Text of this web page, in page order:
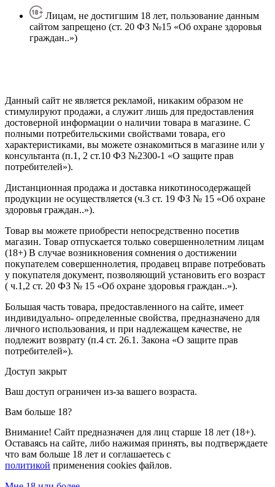
Лицам, не достигшим 18 лет, пользование данным
сайтом запрещено (ст. 20 ФЗ №15 «Об охране здоровья
граждан..»)
Данный сайт не является рекламой, никаким образом не
стимулируют продажи, а служит лишь для предоставления
достоверной информации о наличии товара в магазине. С
полными потребительскими свойствами товара, его
характеристиками, вы можете ознакомиться в магазине или у
консультанта (п.1, 2 ст.10 ФЗ №2300-1 «О защите прав
потребителей»).
Дистанционная продажа и доставка никотиносодержащей
продукции не осуществляется (ч.3 ст. 19 ФЗ № 15 «Об охране
здоровья граждан..»).
Товар вы можете приобрести непосредственно посетив
магазин. Товар отпускается только совершеннолетним лицам
(18+) В случае возникновения сомнения о достижении
покупателем совершеннолетия, продавец вправе потребовать
у покупателя документ, позволяющий установить его возраст
( ч.1,2 ст. 20 ФЗ № 15 «Об охране здоровья граждан..»).
Большая часть товара, предоставленного на сайте, имеет
индивидуально- определенные свойства, предназначено для
личного использования, и при надлежащем качестве, не
подлежит возврату (п.4 ст. 26.1. Закона «О защите прав
потребителей»).
Доступ закрыт
Ваш доступ ограничен из-за вашего возраста.
Вам больше 18?
Внимание! Сайт предназначен для лиц старше 18 лет (18+).
Оставаясь на сайте, либо нажимая принять, вы подтверждаете
что вам больше 18 лет и соглашаетесь с
политикой применения cookies файлов.